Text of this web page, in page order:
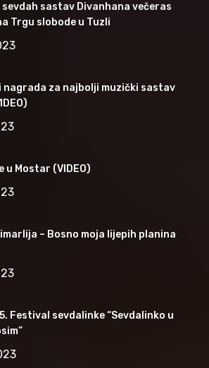
sastav Divanhana večeras
Trgu slobode u Tuzli
nagrada za najbolji muzički sastav
u Mostar (VIDEO)
– Bosno moja lijepih planina
Festival sevdalinke “Sevdalinko u